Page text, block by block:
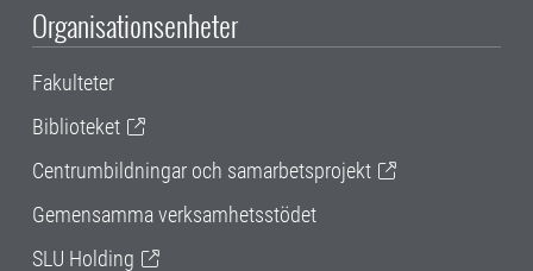
Organisationsenheter
Fakulteter
Biblioteket
Centrumbildningar och samarbetsprojekt
Gemensamma verksamhetsstödet
SLU Holding